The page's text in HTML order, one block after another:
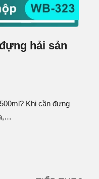
hải sản
Khi cần đựng